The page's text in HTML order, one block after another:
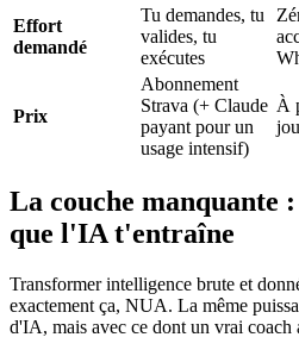
Effort
demandé
Tu demandes, tu
valides, tu
exécutes
Prix
Abonnement
Strava (+ Claude
payant pour un
usage intensif)
À
La couche manquante
que l'IA t'entraîne
Transformer intelligence brute et
exactement ça, NUA. La même
d'IA, mais avec ce dont un vrai coach